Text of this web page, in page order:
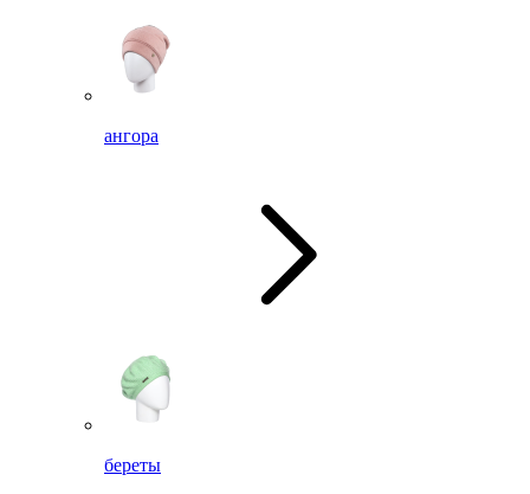
ангора
береты